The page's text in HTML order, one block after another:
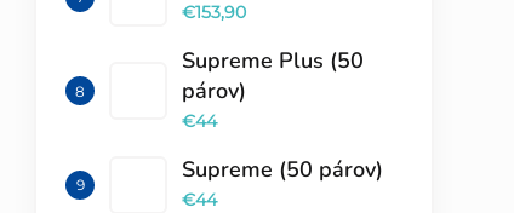
€153,90
Supreme Plus (50
párov)
€44
Supreme (50 párov)
€44